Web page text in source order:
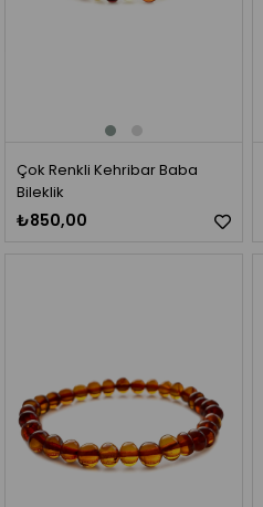
Çok Renkli Kehribar Baba
Bileklik
₺850,00